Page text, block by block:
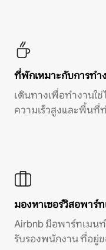
ที่พักเหมาะกับการทำ
เดินทางเพื่อทำงานใ
ความเร็วสูงและพื้นที่
มองหาเซอร์วิสอพาร์
Airbnb มีอพาร์ทเมน
รับรองพนักงาน ที่อยู่